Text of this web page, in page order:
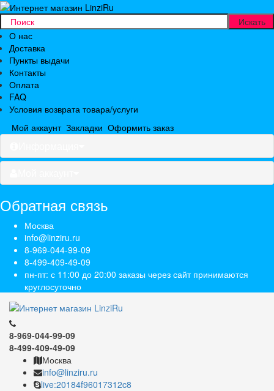
О нас
Доставка
Пункты выдачи
Контакты
Оплата
FAQ
Условия возврата товара/услуги
Мой аккаунт Закладки Оформить заказ
Обратная связь
Москва
info@linziru.ru
8-969-044-99-09
8-499-409-49-09
пн-пт: с 11:00 до 20:00 заказы через сайт принимаются
круглосуточно
8-969-044-99-09
8-499-409-49-09
Москва
info@linziru.ru
live:20184f96017312c8